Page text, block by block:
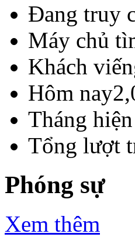
Đang truy
Máy chủ
Khách
Hôm nay
Tháng
Tổng lượt
Phóng sự
Xem thêm